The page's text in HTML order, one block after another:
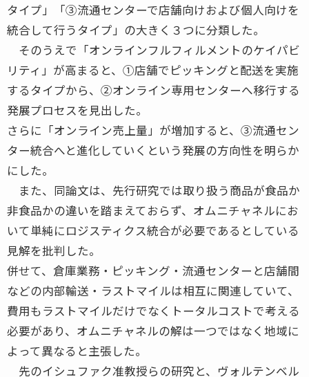
タイプ」「③流通センターで店舗向けおよび個人向けを
統合して行うタイプ」の大きく３つに分類した。
そのうえで「オンラインフルフィルメントのケイパビ
リティ」が高まると、①店舗でピッキングと配送を実施
するタイプから、②オンライン専用センターへ移行する
発展プロセスを見出した。
さらに「オンライン売上量」が増加すると、③流通セン
ター統合へと進化していくという発展の方向性を明らか
にした。
また、同論文は、先行研究では取り扱う商品が食品か
非食品かの違いを踏まえておらず、オムニチャネルにお
いて単純にロジスティクス統合が必要であるとしている
見解を批判した。
併せて、倉庫業務・ピッキング・流通センターと店舗間
などの内部輸送・ラストマイルは相互に関連していて、
費用もラストマイルだけでなくトータルコストで考える
必要があり、オムニチャネルの解は一つではなく地域に
よって異なると主張した。
先のイシュファク准教授らの研究と、ヴォルテンベル